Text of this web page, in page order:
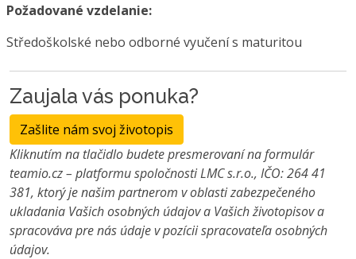
Požadované vzdelanie:
Středoškolské nebo odborné vyučení s maturitou
Zaujala vás ponuka?
Zašlite nám svoj životopis
Kliknutím na tlačidlo budete presmerovaní na formulár
teamio.cz – platformu spoločnosti LMC s.r.o., IČO: 264 41
381, ktorý je našim partnerom v oblasti zabezpečeného
ukladania Vašich osobných údajov a Vašich životopisov a
spracováva pre nás údaje v pozícii spracovateľa osobných
údajov.